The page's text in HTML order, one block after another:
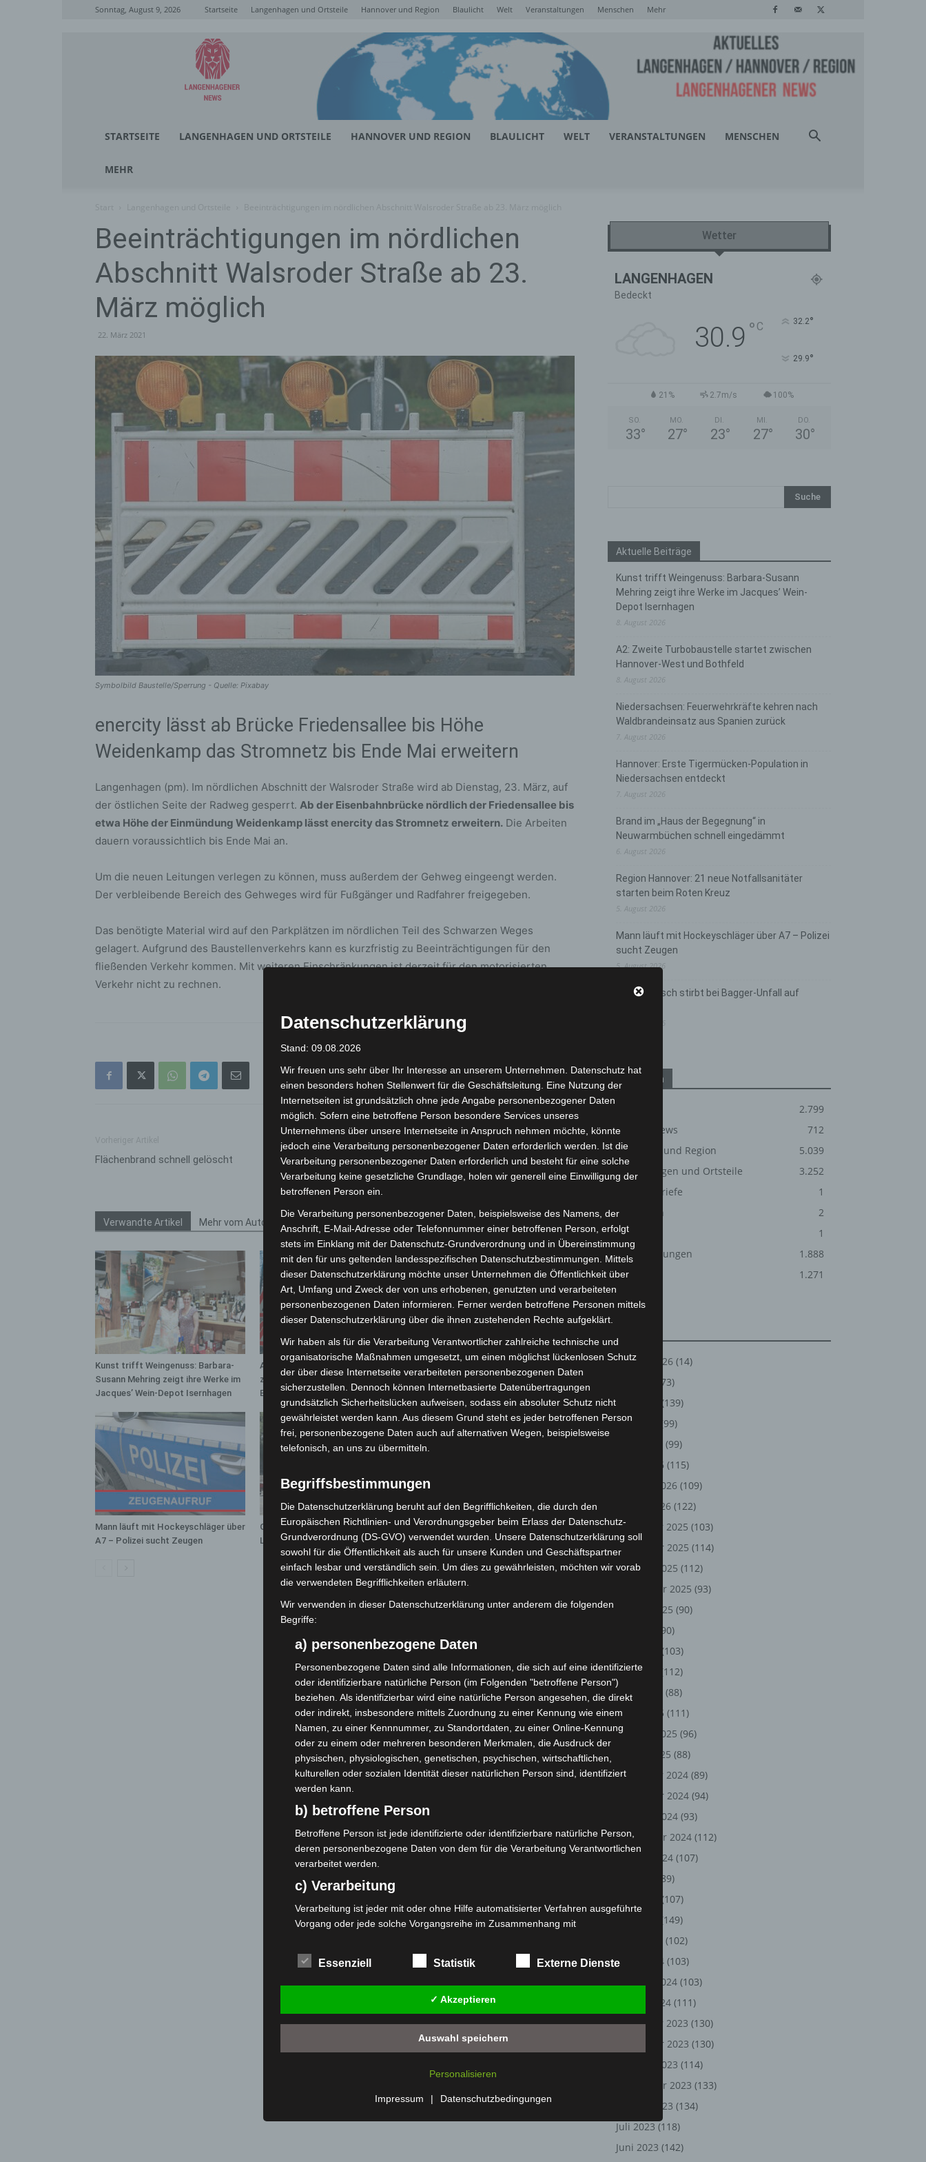
Sonntag, August 9, 2026 Startseite Langenhagen und Ortsteile Hannover und Region Blaulicht Welt Veranstaltungen Menschen Mehr
Langenhagener
News
STARTSEITE LANGENHAGEN UND ORTSTEILE HANNOVER UND REGION BLAULICHT WELT VERANSTALTUNGEN MENSCHEN
MEHR
Beeinträchtigungen im nördlichen
Abschnitt Walsroder Straße ab 23.
März möglich
22. März 2021
Symbolbild Baustelle/Sperrung - Quelle: Pixabay
enercity lässt ab Brücke Friedensallee bis Höhe
Weidenkamp das Stromnetz bis Ende Mai erweitern
Langenhagen (pm). Im nördlichen Abschnitt der Walsroder Straße wird ab Dienstag, 23. März, auf
der östlichen Seite der Radweg gesperrt. Ab der Eisenbahnbrücke nördlich der Friedensallee bis
etwa Höhe der Einmündung Weidenkamp lässt enercity das Stromnetz erweitern. Die Arbeiten
dauern voraussichtlich bis Ende Mai an.
Um die neuen Leitungen verlegen zu können, muss außerdem der Gehweg eingeengt werden.
Der verbleibende Bereich des Gehweges wird für Fußgänger und Radfahrer freigegeben.
Das benötigte Material wird auf den Parkplätzen im nördlichen Teil des Schwarzen Weges
gelagert. Aufgrund des Baustellenverkehrs kann es kurzfristig zu Beeinträchtigungen für den
fließenden Verkehr kommen. Mit weiteren Einschränkungen ist derzeit für den motorisierten
Verkehr nicht zu rechnen.
Flächenbrand schnell gelöscht
Nächster Artikel
Kranzniederlegung am 22. März in der
Gedenkstätte Ahlem
Verwandte Artikel Mehr vom Autor
Kunst trifft Weingenuss: Barbara-
Susann Mehring zeigt ihre Werke im
Jacques’ Wein-Depot Isernhagen
A2: Zweite Turbobaustelle startet
zwischen Hannover-West und
Bothfeld
Hannover: Erste Tigermücken-
Population in Niedersachsen
entdeckt
Mann läuft mit Hockeyschläger über
A7 – Polizei sucht Zeugen
Gasleitung bei McDonald’s-Umbau in
Langenhagen beschädigt
Langenhagen: Autofahrer mit 3,17
Promille aus dem Verkehr gezogen
Wetter
LANGENHAGEN
Bedeckt
30.9 ° C 32.2°
29.9°
21% 2.7m/s 100%
SO.
33°
MO.
27°
DI.
23°
MI.
27°
DO.
30°
Aktuelle Beiträge
Kunst trifft Weingenuss: Barbara-Susann
Mehring zeigt ihre Werke im Jacques’ Wein-
Depot Isernhagen
8. August 2026
A2: Zweite Turbobaustelle startet zwischen
Hannover-West und Bothfeld
8. August 2026
Niedersachsen: Feuerwehrkräfte kehren nach
Waldbrandeinsatz aus Spanien zurück
7. August 2026
Hannover: Erste Tigermücken-Population in
Niedersachsen entdeckt
7. August 2026
Brand im „Haus der Begegnung“ in
Neuwarmbüchen schnell eingedämmt
6. August 2026
Region Hannover: 21 neue Notfallsanitäter
starten beim Roten Kreuz
5. August 2026
Mann läuft mit Hockeyschläger über A7 – Polizei
sucht Zeugen
5. August 2026
Celle: Mensch stirbt bei Bagger-Unfall auf
Kategorien
2.799
Corona-News
712
Hannover und Region
5.039
Langenhagen und Ortsteile
3.252
Leserbriefe
1
Menschen
2
Über uns
1
Veranstaltungen
1.888
Welt
1.271
August 2026 (14)
(73)
(139)
Mai 2026
(99)
(99)
März 2026 (115)
Februar 2026 (109)
Januar 2026 (122)
Dezember 2025 (103)
November 2025 (114)
Oktober 2025 (112)
September 2025 (93)
August 2025 (90)
(90)
(103)
Mai 2025
(112)
April 2025
(88)
März 2025 (111)
Februar 2025 (96)
Januar 2025 (88)
Dezember 2024 (89)
November 2024 (94)
Oktober 2024 (93)
September 2024 (112)
August 2024 (107)
(89)
(107)
(149)
(102)
März 2024 (103)
Februar 2024 (103)
Januar 2024 (111)
Dezember 2023 (130)
November 2023 (130)
Oktober 2023 (114)
September 2023 (133)
August 2023 (134)
Juli 2023 (118)
Juni 2023 (142)
Datenschutzerklärung
Stand: 09.08.2026
Wir freuen uns sehr über Ihr Interesse an unserem Unternehmen. Datenschutz hat
einen besonders hohen Stellenwert für die Geschäftsleitung. Eine Nutzung der
Internetseiten ist grundsätzlich ohne jede Angabe personenbezogener Daten
möglich. Sofern eine betroffene Person besondere Services unseres
Unternehmens über unsere Internetseite in Anspruch nehmen möchte, könnte
jedoch eine Verarbeitung personenbezogener Daten erforderlich werden. Ist die
Verarbeitung personenbezogener Daten erforderlich und besteht für eine solche
Verarbeitung keine gesetzliche Grundlage, holen wir generell eine Einwilligung der
betroffenen Person ein.
Die Verarbeitung personenbezogener Daten, beispielsweise des Namens, der
Anschrift, E-Mail-Adresse oder Telefonnummer einer betroffenen Person, erfolgt
stets im Einklang mit der Datenschutz-Grundverordnung und in Übereinstimmung
mit den für uns geltenden landesspezifischen Datenschutzbestimmungen. Mittels
dieser Datenschutzerklärung möchte unser Unternehmen die Öffentlichkeit über
Art, Umfang und Zweck der von uns erhobenen, genutzten und verarbeiteten
personenbezogenen Daten informieren. Ferner werden betroffene Personen mittels
dieser Datenschutzerklärung über die ihnen zustehenden Rechte aufgeklärt.
Wir haben als für die Verarbeitung Verantwortlicher zahlreiche technische und
organisatorische Maßnahmen umgesetzt, um einen möglichst lückenlosen Schutz
der über diese Internetseite verarbeiteten personenbezogenen Daten
sicherzustellen. Dennoch können Internetbasierte Datenübertragungen
grundsätzlich Sicherheitslücken aufweisen, sodass ein absoluter Schutz nicht
gewährleistet werden kann. Aus diesem Grund steht es jeder betroffenen Person
frei, personenbezogene Daten auch auf alternativen Wegen, beispielsweise
telefonisch, an uns zu übermitteln.
Begriffsbestimmungen
Die Datenschutzerklärung beruht auf den Begrifflichkeiten, die durch den
Europäischen Richtlinien- und Verordnungsgeber beim Erlass der Datenschutz-
Grundverordnung (DS-GVO) verwendet wurden. Unsere Datenschutzerklärung soll
sowohl für die Öffentlichkeit als auch für unsere Kunden und Geschäftspartner
einfach lesbar und verständlich sein. Um dies zu gewährleisten, möchten wir vorab
die verwendeten Begrifflichkeiten erläutern.
Wir verwenden in dieser Datenschutzerklärung unter anderem die folgenden
Begriffe:
a) personenbezogene Daten
Personenbezogene Daten sind alle Informationen, die sich auf eine identifizierte
oder identifizierbare natürliche Person (im Folgenden "betroffene Person")
beziehen. Als identifizierbar wird eine natürliche Person angesehen, die direkt
oder indirekt, insbesondere mittels Zuordnung zu einer Kennung wie einem
Namen, zu einer Kennnummer, zu Standortdaten, zu einer Online-Kennung
oder zu einem oder mehreren besonderen Merkmalen, die Ausdruck der
physischen, physiologischen, genetischen, psychischen, wirtschaftlichen,
kulturellen oder sozialen Identität dieser natürlichen Person sind, identifiziert
werden kann.
b) betroffene Person
Betroffene Person ist jede identifizierte oder identifizierbare natürliche Person,
deren personenbezogene Daten von dem für die Verarbeitung Verantwortlichen
verarbeitet werden.
c) Verarbeitung
Verarbeitung ist jeder mit oder ohne Hilfe automatisierter Verfahren ausgeführte
Vorgang oder jede solche Vorgangsreihe im Zusammenhang mit
das Ordnen, die Speicherung, die Anpassung oder Veränderung, das Auslesen,
das Abfragen, die Verwendung, die Offenlegung durch Übermittlung, Verbreitung
oder eine andere Form der Bereitstellung, den Abgleich oder die Verknüpfung,
die Einschränkung, das Löschen oder die Vernichtung.
d) Einschränkung der Verarbeitung
Einschränkung der Verarbeitung ist die Markierung gespeicherter
Profiling ist jede Art der automatisierten Verarbeitung personenbezogener
Daten, die darin besteht, dass diese personenbezogenen Daten verwendet
werden, um bestimmte persönliche Aspekte, die sich auf eine natürliche Person
Essenziell Statistik Externe Dienste
✓ Akzeptieren
Auswahl speichern
Personalisieren
Impressum | Datenschutzbedingungen